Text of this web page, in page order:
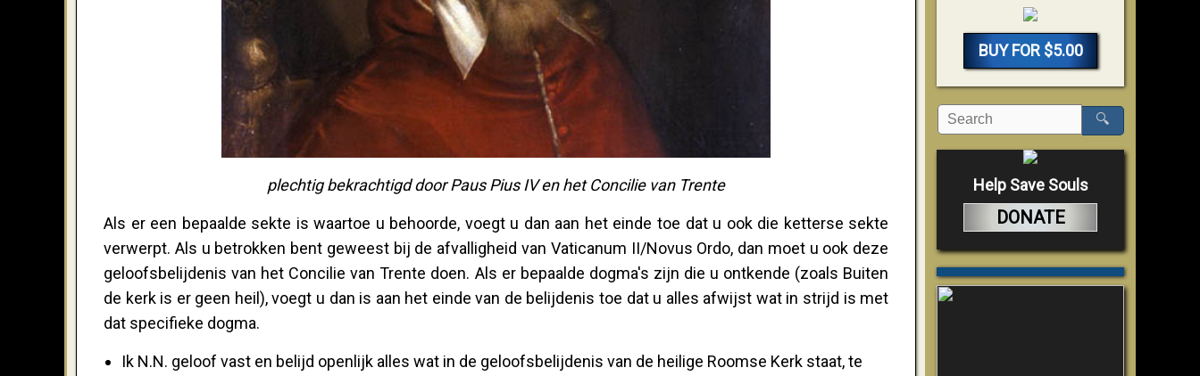
plechtig bekrachtigd door Paus Pius IV en het Concilie van Trente
Als er een bepaalde sekte is waartoe u behoorde, voegt u dan aan het einde toe dat u ook die ketterse sekte
verwerpt. Als u betrokken bent geweest bij de afvalligheid van Vaticanum II/Novus Ordo, dan moet u ook deze
geloofsbelijdenis van het Concilie van Trente doen. Als er bepaalde dogma's zijn die u ontkende (zoals Buiten
de kerk is er geen heil), voegt u dan is aan het einde van de belijdenis toe dat u alles afwijst wat in strijd is met
dat specifieke dogma.
Ik N.N. geloof vast en belijd openlijk alles wat in de geloofsbelijdenis van de heilige Roomse Kerk staat, te
BUY FOR $5.00
🔍
Help Save Souls
DONATE